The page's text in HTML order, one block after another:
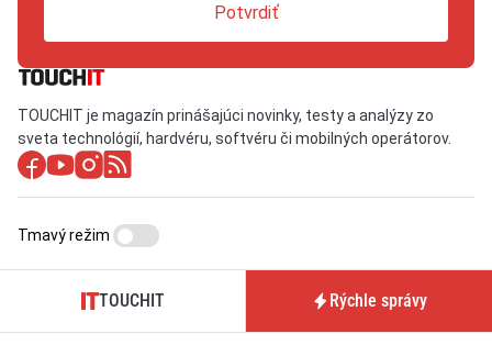
Potvrdiť
TOUCHIT je magazín prinášajúci novinky, testy a analýzy zo
sveta technológií, hardvéru, softvéru či mobilných operátorov.
O nás / Kontakt
Predplatné časopisu
Tmavý režim
TOUCHIT Rýchle správy